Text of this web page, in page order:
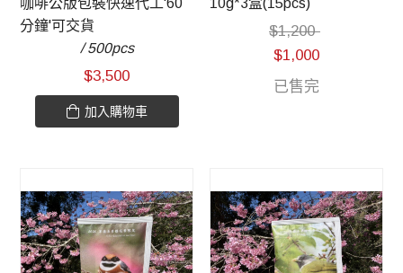
咖啡公版包裝快速代工'60
分鐘'可交貨
/ 500pcs
$3,500
加入購物車
10g*3盒(15pcs)
$1,200
$1,000
已售完